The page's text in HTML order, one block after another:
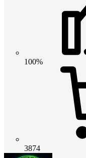
100%
3874